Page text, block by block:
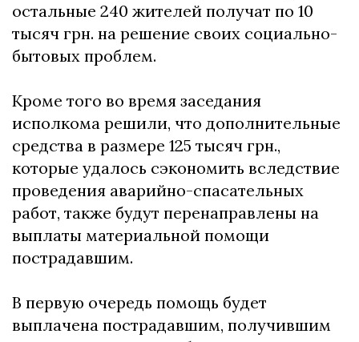
остальные 240 жителей получат по 10
тысяч грн. на решение своих социально-
бытовых проблем.
Кроме того во время заседания
исполкома решили, что дополнительные
средства в размере 125 тысяч грн.,
которые удалось сэкономить вследствие
проведения аварийно-спасательных
работ, также будут перенаправлены на
выплаты материальной помощи
пострадавшим.
В первую очередь помощь будет
выплачена пострадавшим, получившим